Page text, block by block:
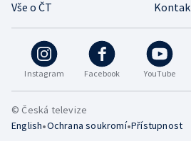
Instagram Facebook YouTube
Vše o ČT
© Česká televize
English•Ochrana soukromí•Přístupnost